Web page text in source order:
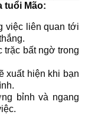
tuổi Mão:
việc liên quan tới
trặc bất ngờ trong
xuất hiện khi bạn
bỉnh và ngang